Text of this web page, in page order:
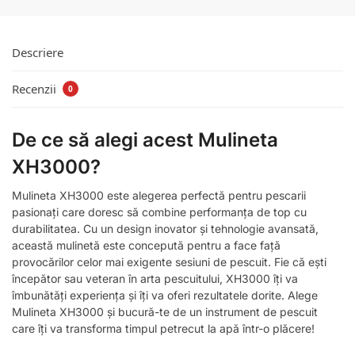
Descriere
Recenzii 0
De ce să alegi acest Mulineta
XH3000?
Mulineta XH3000 este alegerea perfectă pentru pescarii
pasionați care doresc să combine performanța de top cu
durabilitatea. Cu un design inovator și tehnologie avansată,
această mulinetă este concepută pentru a face față
provocărilor celor mai exigente sesiuni de pescuit. Fie că ești
începător sau veteran în arta pescuitului, XH3000 îți va
îmbunătăți experiența și îți va oferi rezultatele dorite. Alege
Mulineta XH3000 și bucură-te de un instrument de pescuit
care îți va transforma timpul petrecut la apă într-o plăcere!